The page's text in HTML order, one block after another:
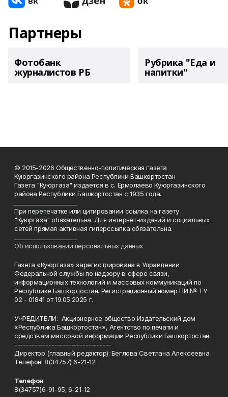
Партнеры
Фотобанк
журналистов РБ
Рубрика "Еда и
напитки"
© 2015-2026 Общественно-политическая газета
Куюргазинского района Республики Башкортостан
Газета "Куюргаза" издается в с. Ермолаево Куюргазинского
района Республики Башкортостан с 1935 года.
При перепечатке или цитировании ссылка на газету
"Куюргаза" обязательна. Для интернет-изданий и социальных
сетей прямая активная гиперссылка обязательна.
Об использовании персональных данных
Газета «Куюргаза» зарегистрирована в Управлении
Федеральной службы по надзору в сфере связи,
информационных технологий и массовых коммуникаций по
Республике Башкортостан. Регистрационный номер ПИ № ТУ
02 - 01841 от 19.05.2025 г.
УЧРЕДИТЕЛИ: Акционерное общество Издательский дом
«Республика Башкортостан», Агентство по печати и
средствам массовой информации Республики Башкортостан.
----------------------------------
Директор (главный редактор): Беглова Светлана Алексеевна.
Телефон: 8(34757) 6-21-12
Телефон
8(34757)6-91-95; 6-21-12